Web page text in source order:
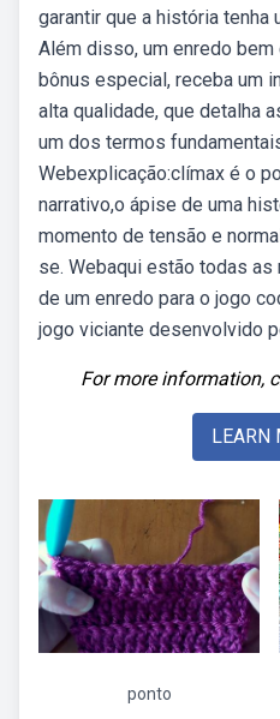
garantir que a história
Além disso, um enredo
bônus especial, receba um
alta qualidade, que detalha
um dos termos
Webexplicação:clímax é o
narrativo,o ápise de uma
momento de tensão e
se. Webaqui estão todas
de um enredo para o jogo
jogo viciante desenvolvido
For more information,
LEARN
ponto